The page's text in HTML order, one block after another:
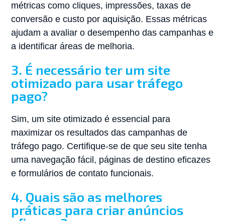
métricas como cliques, impressões, taxas de
conversão e custo por aquisição. Essas métricas
ajudam a avaliar o desempenho das campanhas e
a identificar áreas de melhoria.
3. É necessário ter um site
otimizado para usar tráfego
pago?
Sim, um site otimizado é essencial para
maximizar os resultados das campanhas de
tráfego pago. Certifique-se de que seu site tenha
uma navegação fácil, páginas de destino eficazes
e formulários de contato funcionais.
4. Quais são as melhores
práticas para criar anúncios